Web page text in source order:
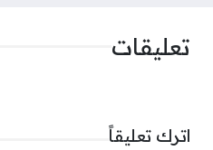
تعليقات
اترك تعليقاً